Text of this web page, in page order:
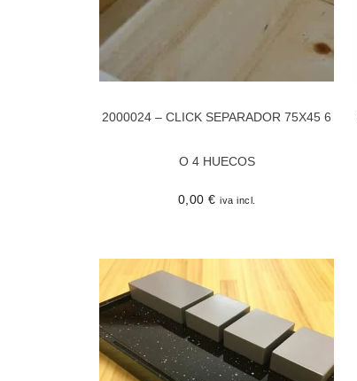
2000024 – CLICK SEPARADOR 75X45 6
O 4 HUECOS
0,00 € iva incl.